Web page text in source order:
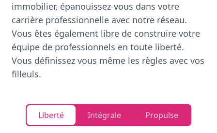
immobilier, épanouissez-vous dans votre
carrière professionnelle avec notre réseau.
Vous êtes également libre de construire votre
équipe de professionnels en toute liberté.
Vous définissez vous même les règles avec vos
filleuls.
Liberté Intégrale Propulse